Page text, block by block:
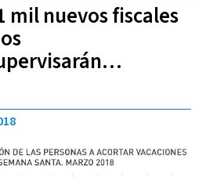
mil nuevos fiscales